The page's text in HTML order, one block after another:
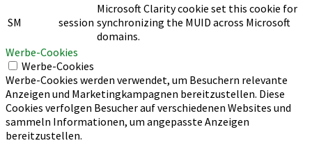
SM session
Microsoft Clarity cookie set this cookie for
synchronizing the MUID across Microsoft
domains.
Werbe-Cookies
Werbe-Cookies
Werbe-Cookies werden verwendet, um Besuchern relevante
Anzeigen und Marketingkampagnen bereitzustellen. Diese
Cookies verfolgen Besucher auf verschiedenen Websites und
sammeln Informationen, um angepasste Anzeigen
bereitzustellen.